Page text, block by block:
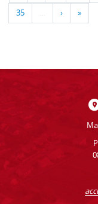
35 … › »